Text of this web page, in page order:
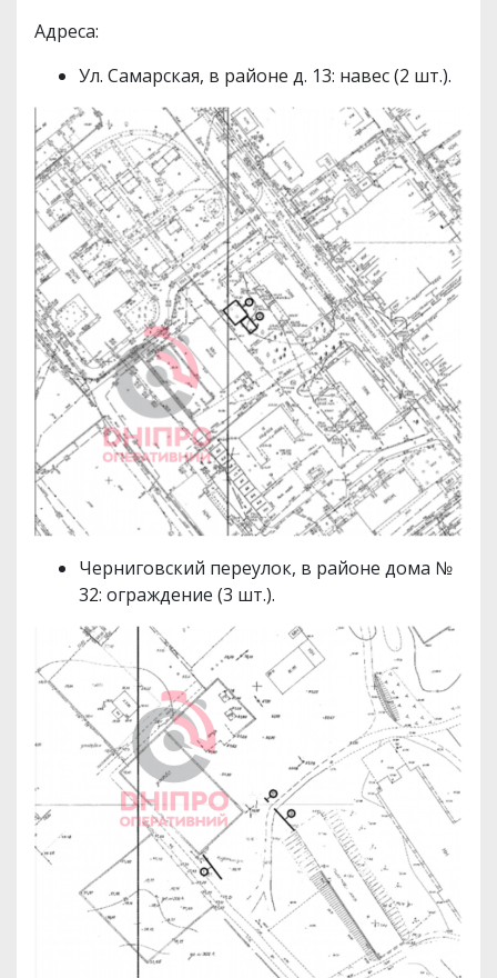
Адреса:
Ул. Самарская, в районе д. 13: навес (2 шт.).
Черниговский переулок, в районе дома №
32: ограждение (3 шт.).